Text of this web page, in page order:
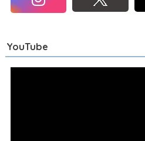
YouTube